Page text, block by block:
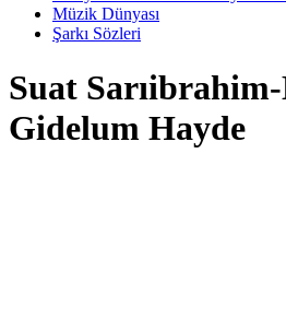
Müzik Dünyası
Şarkı Sözleri
Suat
Gidelum Hayde